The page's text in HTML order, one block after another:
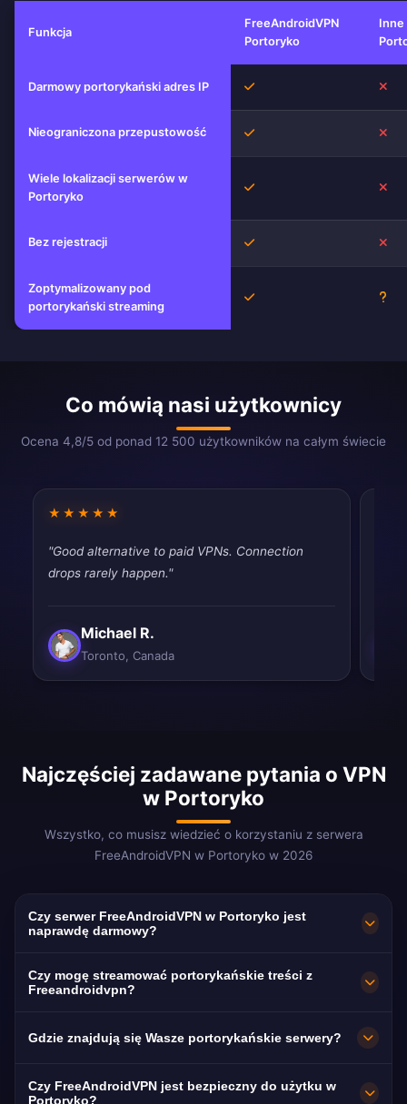
Funkcja
FreeAndroidVPN
Portoryko
Inne
Darmowy portorykański adres IP Tak
Nieograniczona przepustowość Tak
Wiele lokalizacji serwerów w
Portoryko
Tak
Bez rejestracji Tak
Zoptymalizowany pod
portorykański streaming
Tak
Co mówią nasi użytkownicy
Ocena 4,8/5 od ponad 12 500 użytkowników na całym świecie
★★★★★
"Good alternative to paid VPNs. Connection
drops rarely happen."
Michael R.
Toronto, Canada
Najczęściej zadawane pytania o VPN
w Portoryko
Wszystko, co musisz wiedzieć o korzystaniu z serwera
FreeAndroidVPN w Portoryko w 2026
Czy serwer FreeAndroidVPN w Portoryko jest
naprawdę darmowy?
Tak! Serwer FreeAndroidVPN w Portoryko jest
w 100% darmowy. Niezbędny dla 5,8 mln
terytorium USA.
Czy mogę streamować portorykańskie treści z
Freeandroidvpn?
pod kątem WAPA i Telemundo PR z płynnym
Gdzie znajdują się Wasze portorykańskie serwery?
FreeAndroidVPN utrzymuje wiele szybkich
Czy FreeAndroidVPN jest bezpieczny do użytku w
Portoryko?